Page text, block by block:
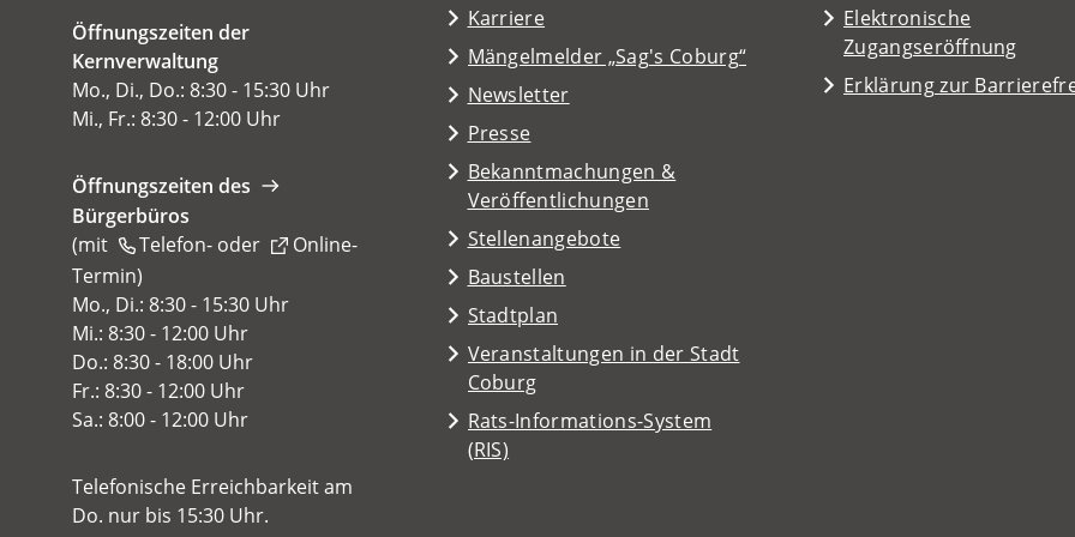
Öffnungszeiten der
Kernverwaltung
Mo., Di., Do.: 8:30 - 15:30 Uhr
Mi., Fr.: 8:30 - 12:00 Uhr
Öffnungszeiten des
Bürgerbüros
(mit
Telefon- oder
Online-
Termin
(Öffnet
in
einem
neuen
Tab)
)
Mo., Di.: 8:30 - 15:30 Uhr
Mi.: 8:30 - 12:00 Uhr
Do.: 8:30 - 18:00 Uhr
Fr.: 8:30 - 12:00 Uhr
Sa.: 8:00 - 12:00 Uhr
Telefonische Erreichbarkeit am
Do. nur bis 15:30 Uhr.
in
neuen
Tab)
Karriere
Mängelmelder „Sag's Coburg“
(Öffnet
in
neuen
Tab)
Newsletter
Presse
Bekanntmachungen &
Veröffentlichungen
Stellenangebote
Baustellen
Stadtplan
(Öffnet
in
einem
Tab)
Veranstaltungen in der Stadt
Coburg
(Öffnet
in
einem
neuen
Rats-Informations-System
(RIS)
(Öffnet
Elektronische
Zugangseröffnung
Erklärung zur